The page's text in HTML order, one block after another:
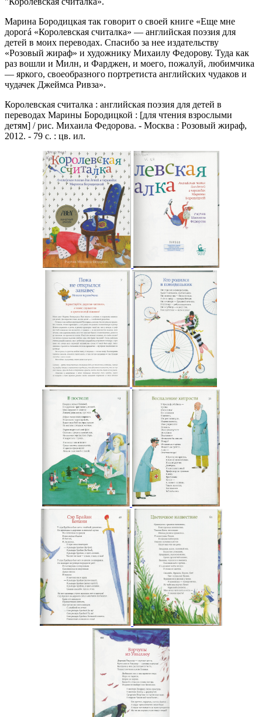
Марина Бородицкая так говорит о своей книге «Еще мне
дорогá «Королевская считалка» — английская поэзия для
детей в моих переводах. Спасибо за нее издательству
«Розовый жираф» и художнику Михаилу Федорову. Туда как
раз вошли и Милн, и Фарджен, и моего, пожалуй, любимчика
— яркого, своеобразного портретиста английских чудаков и
чудачек Джеймса Ривза».
Королевская считалка : английская поэзия для детей в
переводах Марины Бородицкой : [для чтения взрослыми
детям] / рис. Михаила Федорова. - Москва : Розовый жираф,
2012. - 79 с. : цв. ил.